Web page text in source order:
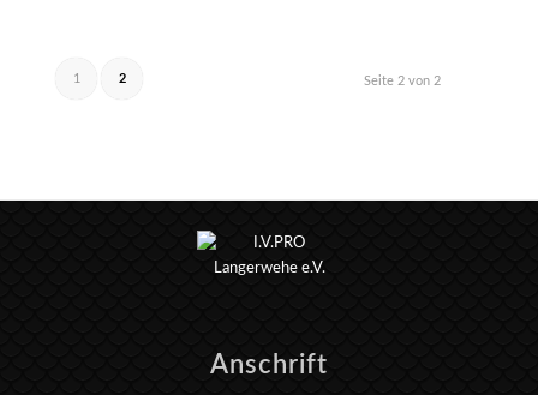
Seite 2 von 2
1 2
Anschrift